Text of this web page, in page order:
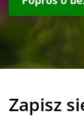
Zapisz